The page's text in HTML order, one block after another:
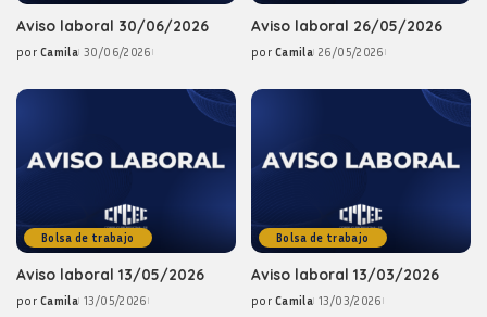
Aviso laboral 30/06/2026
Posted
por Camila 30/06/2026
Aviso laboral 26/05/2026
Posted
por Camila 26/05/2026
Bolsa de trabajo
Aviso laboral 13/05/2026
Posted
por Camila 13/05/2026
Bolsa de trabajo
Aviso laboral 13/03/2026
Posted
por Camila 13/03/2026